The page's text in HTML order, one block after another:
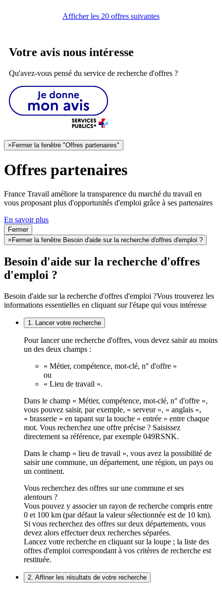
Afficher les 20 offres suivantes
Votre avis nous intéresse
Qu'avez-vous pensé du service de recherche d'offres ?
×Fermer la fenêtre "Offres partenaires"
Offres partenaires
France Travail améliore la transparence du marché du travail en
vous proposant plus d'opportunités d'emploi grâce à ses partenaires
En savoir plus
Fermer
× Fermer la fenêtre Besoin d'aide sur la recherche d'offres d'emploi ?
Besoin d'aide sur la recherche d'offres
d'emploi ?
Besoin d'aide sur la recherche d'offres d'emploi ?Vous trouverez les
informations essentielles en cliquant sur l'étape qui vous intéresse
1. Lancer votre recherche
Pour lancer une recherche d'offres, vous devez saisir au moins
un des deux champs :
« Métier, compétence, mot-clé, n° d'offre »
ou
« Lieu de travail ».
Dans le champ « Métier, compétence, mot-clé, n° d'offre »,
vous pouvez saisir, par exemple, « serveur », « anglais »,
« brasserie » en tapant sur la touche « entrée » entre chaque
mot. Vous recherchez une offre précise ? Saisissez
directement sa référence, par exemple 049RSNK.
Dans le champ « lieu de travail », vous avez la possibilité de
saisir une commune, un département, une région, un pays ou
un continent.
Vous recherchez des offres sur une commune et ses
alentours ?
Vous pouvez y associer un rayon de recherche compris entre
0 et 100 km (par défaut la valeur sélectionnée est de 10 km).
Si vous recherchez des offres sur deux départements, vous
devez alors effectuer deux recherches séparées.
Lancez votre recherche en cliquant sur la loupe ; la liste des
offres d'emploi correspondant à vos critères de recherche est
restituée.
2. Affiner les résultats de votre recherche